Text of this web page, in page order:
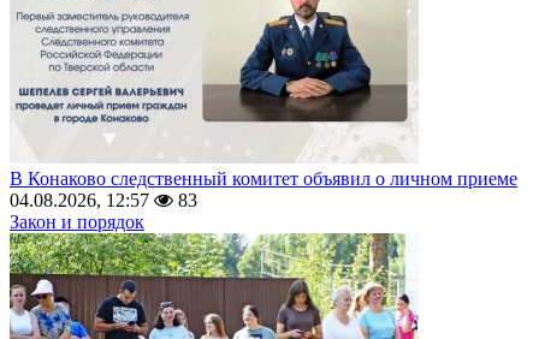
В Конаково следственный комитет объявил о личном приеме
04.08.2026, 12:57
83
Закон и порядок